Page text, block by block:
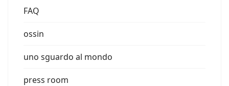
FAQ
ossin
uno sguardo al mondo
press room